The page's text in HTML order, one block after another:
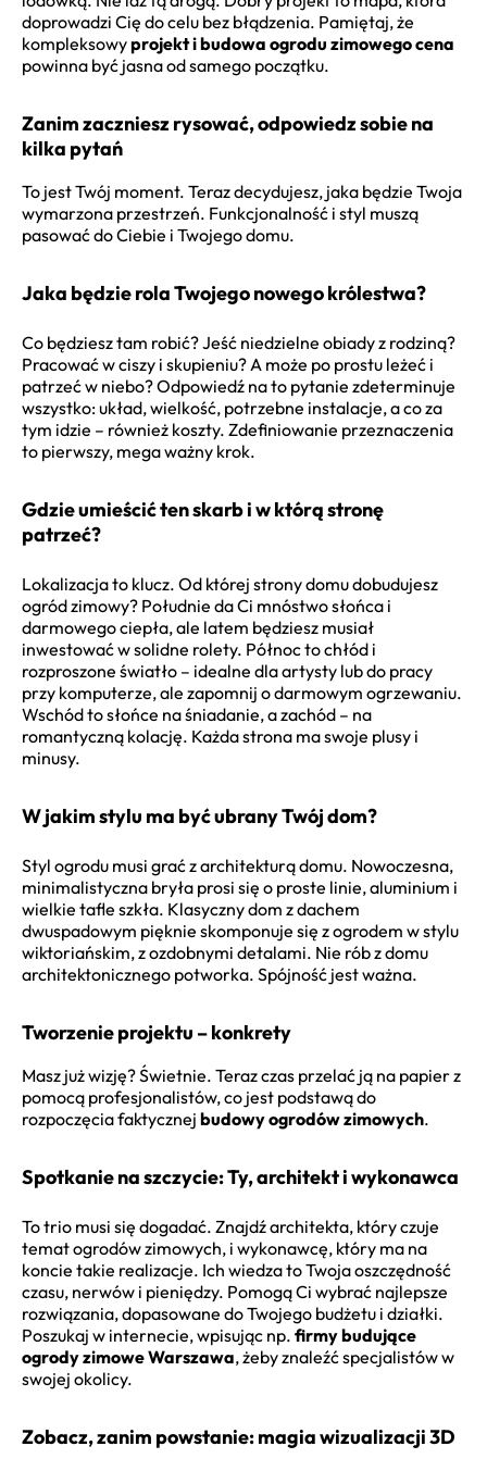
doprowadzi Cię do celu bez błądzenia. Pamiętaj, że
kompleksowyprojekt i budowa ogrodu zimowego cena
powinna być jasna od samego początku.
Zanim zaczniesz rysować, odpowiedz sobie na
kilka pytań
To jest Twój moment. Teraz decydujesz, jaka będzie Twoja
wymarzona przestrzeń. Funkcjonalność i styl muszą
pasować do Ciebie i Twojego domu.
Jaka będzie rola Twojego nowego królestwa?
Co będziesz tam robić? Jeść niedzielne obiady z rodziną?
Pracować w ciszy i skupieniu? A może po prostu leżeć i
patrzeć w niebo? Odpowiedź na to pytanie zdeterminuje
wszystko: układ, wielkość, potrzebne instalacje, a co za
tym idzie – również koszty. Zdefiniowanie przeznaczenia
to pierwszy, mega ważny krok.
Gdzie umieścić ten skarb i w którą stronę
patrzeć?
Lokalizacja to klucz. Od której strony domu dobudujesz
ogród zimowy? Południe da Ci mnóstwo słońca i
darmowego ciepła, ale latem będziesz musiał
inwestować w solidne rolety. Północ to chłód i
rozproszone światło – idealne dla artysty lub do pracy
przy komputerze, ale zapomnij o darmowym ogrzewaniu.
Wschód to słońce na śniadanie, a zachód – na
romantyczną kolację. Każda strona ma swoje plusy i
minusy.
W jakim stylu ma być ubrany Twój dom?
Styl ogrodu musi grać z architekturą domu. Nowoczesna,
minimalistyczna bryła prosi się o proste linie, aluminium i
wielkie tafle szkła. Klasyczny dom z dachem
dwuspadowym pięknie skomponuje się z ogrodem w stylu
wiktoriańskim, z ozdobnymi detalami. Nie rób z domu
architektonicznego potworka. Spójność jest ważna.
Tworzenie projektu – konkrety
Masz już wizję? Świetnie. Teraz czas przelać ją na papier z
pomocą profesjonalistów, co jest podstawą do
rozpoczęcia faktycznej budowy ogrodów zimowych.
Spotkanie na szczycie: Ty, architekt i wykonawca
To trio musi się dogadać. Znajdź architekta, który czuje
temat ogrodów zimowych, i wykonawcę, który ma na
koncie takie realizacje. Ich wiedza to Twoja oszczędność
czasu, nerwów i pieniędzy. Pomogą Ci wybrać najlepsze
rozwiązania, dopasowane do Twojego budżetu i działki.
Poszukaj w internecie, wpisując np. firmy budujące
ogrody zimowe Warszawa, żeby znaleźć specjalistów w
swojej okolicy.
Zobacz, zanim powstanie: magia wizualizacji 3D